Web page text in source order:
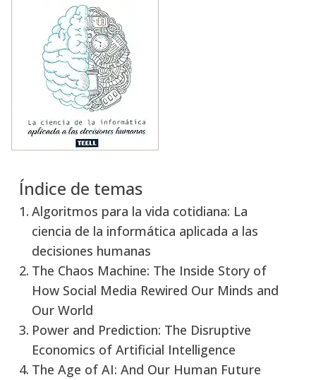
Índice de temas
Algoritmos para la vida cotidiana: La
ciencia de la informática aplicada a las
decisiones humanas
The Chaos Machine: The Inside Story of
How Social Media Rewired Our Minds and
Our World
Power and Prediction: The Disruptive
Economics of Artificial Intelligence
The Age of AI: And Our Human Future